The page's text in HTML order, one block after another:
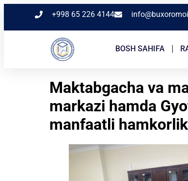
+998 65 226 4144
BOSH SAHIFA
Maktabgacha va
markazi hamda
manfaatli